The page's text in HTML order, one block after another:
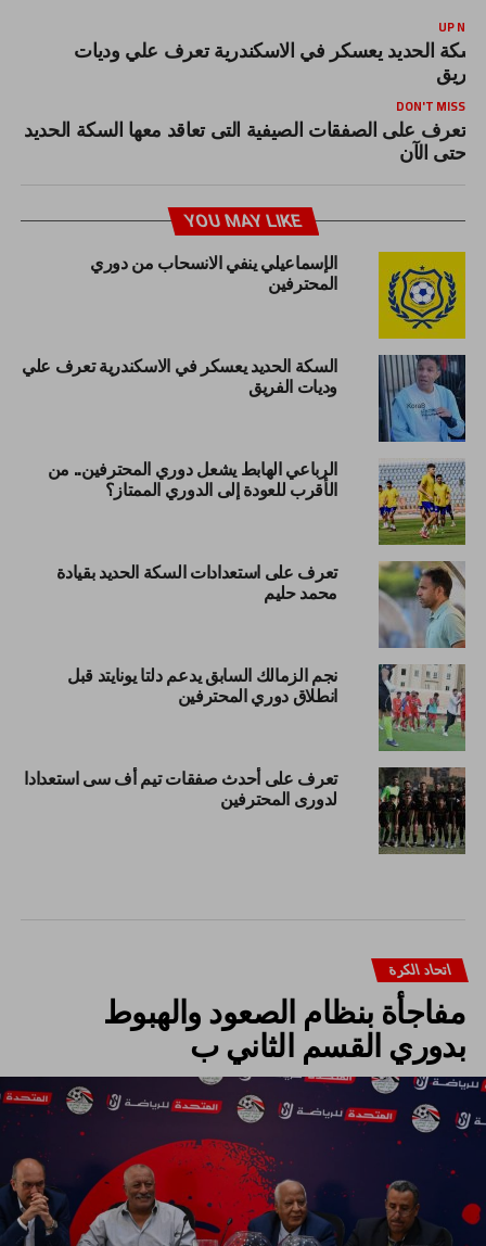
UP
الحديد يعسكر في الاسكندرية تعرف علي وديات
DON'T MISS
تعرف على الصفقات الصيفية التى تعاقد معها السكة الحديد
حتى الآن
YOU MAY LIKE
الإسماعيلي ينفي الانسحاب من دوري
المحترفين
السكة الحديد يعسكر في الاسكندرية تعرف علي
وديات الفريق
الرباعي الهابط يشعل دوري المحترفين.. من
الأقرب للعودة إلى الدوري الممتاز؟
تعرف على استعدادات السكة الحديد بقيادة
محمد حليم
نجم الزمالك السابق يدعم دلتا يونايتد قبل
انطلاق دوري المحترفين
تعرف على أحدث صفقات تيم أف سى استعدادا
لدورى المحترفين
اتحاد الكرة
مفاجأة بنظام الصعود والهبوط
بدوري القسم الثاني ب